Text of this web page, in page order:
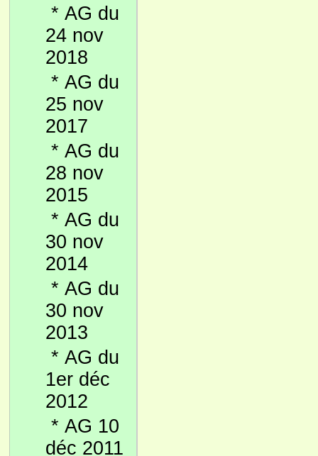
* AG du
24 nov
2018
* AG du
25 nov
2017
* AG du
28 nov
2015
* AG du
30 nov
2014
* AG du
30 nov
2013
* AG du
1er déc
2012
* AG 10
déc 2011